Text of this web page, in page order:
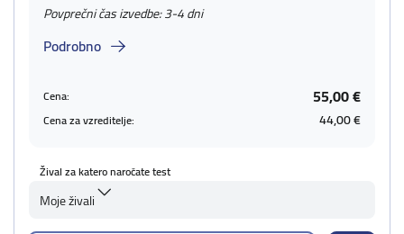
Povprečni čas izvedbe: 3-4 dni
Podrobno
Cena: 55,00 €
Cena za vzreditelje: 44,00 €
Žival za katero naročate test
Moje živali